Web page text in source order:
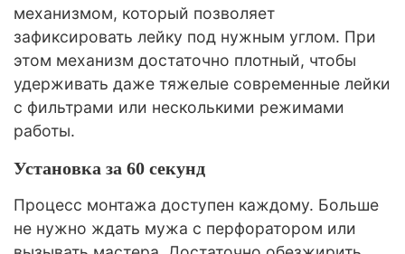
механизмом, который позволяет
зафиксировать лейку под нужным углом. При
этом механизм достаточно плотный, чтобы
удерживать даже тяжелые современные лейки
с фильтрами или несколькими режимами
работы.
Установка за 60 секунд
Процесс монтажа доступен каждому. Больше
не нужно ждать мужа с перфоратором или